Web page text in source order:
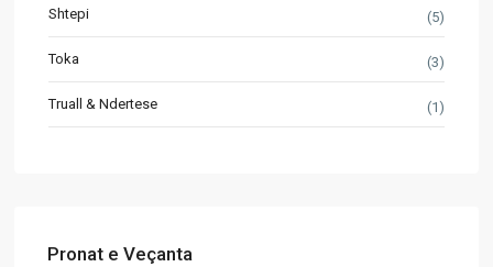
Shtepi (5)
Toka (3)
Truall & Ndertese (1)
Pronat e Veçanta